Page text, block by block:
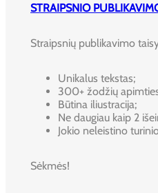
STRAIPSNIO
Straipsnių publikavimo
Unikalus tekstas;
300+ žodžių
Būtina iliustracija;
Ne daugiau kaip 2
Jokio neleistino
Sėkmės!